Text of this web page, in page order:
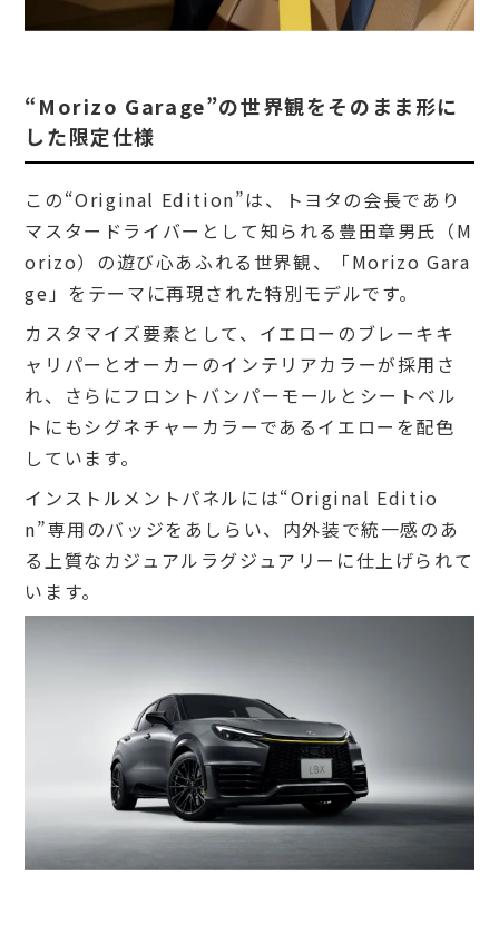
“Morizo Garage”の世界観をそのまま形に
した限定仕様
この“Original Edition”は、トヨタの会長であり
マスタードライバーとして知られる豊田章男氏（M
orizo）の遊び心あふれる世界観、「Morizo Gara
ge」をテーマに再現された特別モデルです。
カスタマイズ要素として、イエローのブレーキキ
ャリパーとオーカーのインテリアカラーが採用さ
れ、さらにフロントバンパーモールとシートベル
トにもシグネチャーカラーであるイエローを配色
しています。
インストルメントパネルには“Original Editio
n”専用のバッジをあしらい、内外装で統一感のあ
る上質なカジュアルラグジュアリーに仕上げられて
います。